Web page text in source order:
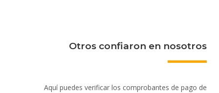
Otros confiaron en nosotros
Aquí puedes verificar los comprobantes de pago de